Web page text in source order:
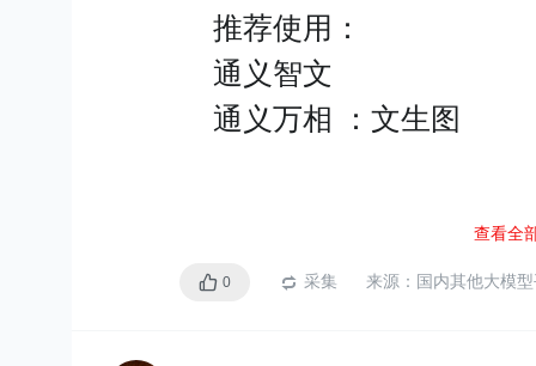
3、计算资源密集：训练
源，这通常依赖于高性能
4、泛化能力强：由于模
5、迁移学习效果佳：大
后，可以通过迁移学习的
5、输出提示 Output
1、大模型经常freestyle,
场景，回答稳定，不乱说
推荐使用：
通义智文
通义万相 ：文生图
讯飞星火认知大模型
查看全
0 采集 来源： 国内其他大模